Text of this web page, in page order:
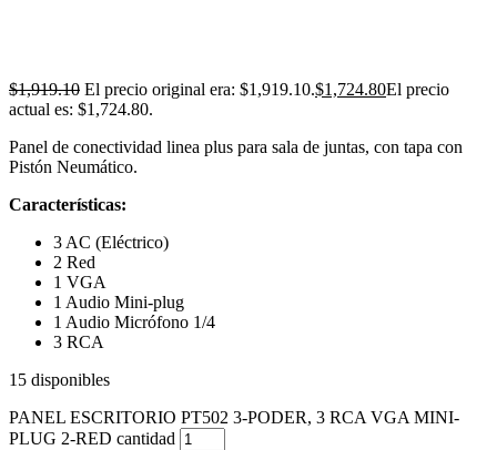
$1,919.10 El precio original era: $1,919.10.$1,724.80El precio
actual es: $1,724.80.
Panel de conectividad linea plus para sala de juntas, con tapa con
Pistón Neumático.
Características:
3 AC (Eléctrico)
2 Red
1 VGA
1 Audio Mini-plug
1 Audio Micrófono 1/4
3 RCA
15 disponibles
PANEL ESCRITORIO PT502 3-PODER, 3 RCA VGA MINI-
PLUG 2-RED cantidad